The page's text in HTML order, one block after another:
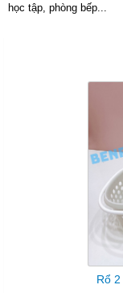
học tập, phòng bếp...
Rổ